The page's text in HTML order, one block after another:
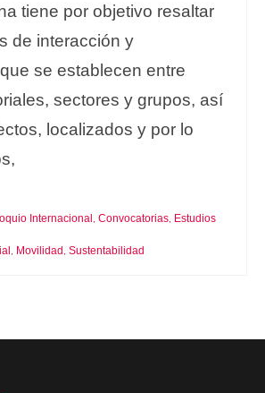
tiene por objetivo resaltar
de interacción y
se establecen entre
sectores y grupos, así
localizados y por lo
Internacional , Convocatorias, Estudios
, Movilidad , Sustentabilidad